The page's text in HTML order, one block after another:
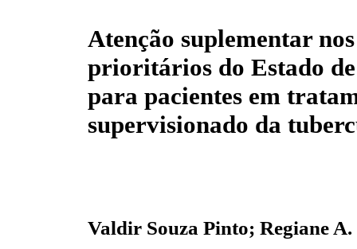
Atenção suplementar
prioritários do Estado
para pacientes em
supervisionado da
Valdir Souza Pinto; Regiane